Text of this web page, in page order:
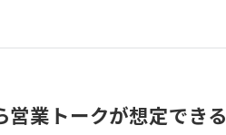
営業トークが想定できる